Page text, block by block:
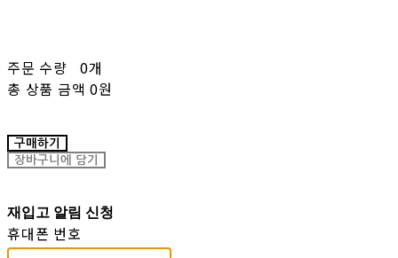
주문 수량
0개
총 상품 금액 0원
구매하기
장바구니에 담기
재입고 알림 신청
휴대폰 번호